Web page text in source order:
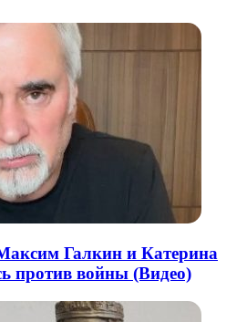
Галкин и Катерина
против войны (Видео)